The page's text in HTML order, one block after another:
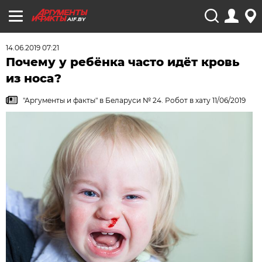
AIF.BY
14.06.2019 07:21
Почему у ребёнка часто идёт кровь
из носа?
"Аргументы и факты" в Беларуси № 24. Робот в хату 11/06/2019